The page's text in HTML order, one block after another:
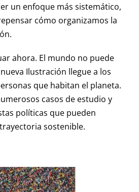
un enfoque más sistemático,
cómo organizamos la
ahora. El mundo no puede
Ilustración llegue a los
que habitan el planeta.
casos de estudio y
políticas que pueden
sostenible.